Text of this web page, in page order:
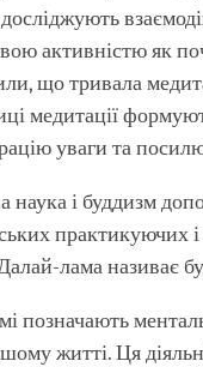
досліджують
активністю як
що тривала
медитації
уваги та
наука і буддизм
практикуючих
лама називає
позначають
житті. Ця